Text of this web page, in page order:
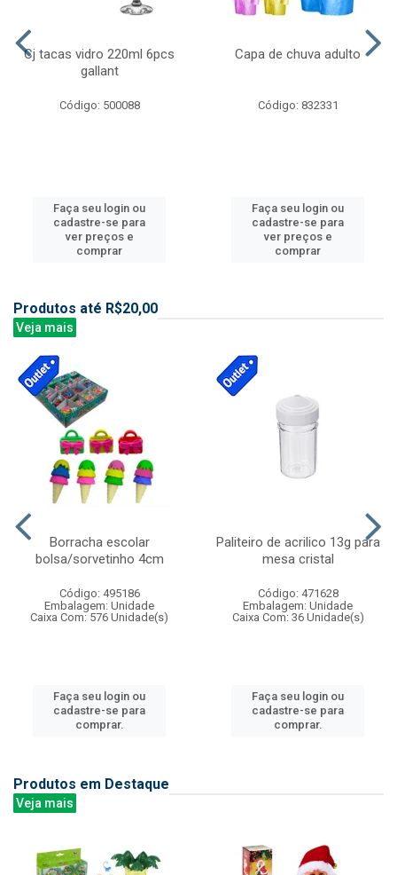
Cj tacas vidro 220ml 6pcs
gallant
Código: 500088
Faça seu login ou
cadastre-se para
ver preços e
comprar
Capa de chuva adulto
Código: 832331
Faça seu login ou
cadastre-se para
ver preços e
comprar
Produtos até R$20,00
Veja mais
Borracha escolar
bolsa/sorvetinho 4cm
Código: 495186
Embalagem: Unidade
Caixa Com: 576 Unidade(s)
Faça seu login ou
cadastre-se para
comprar.
Paliteiro de acrilico 13g para
mesa cristal
Código: 471628
Embalagem: Unidade
Caixa Com: 36 Unidade(s)
Faça seu login ou
cadastre-se para
comprar.
Produtos em Destaque
Veja mais